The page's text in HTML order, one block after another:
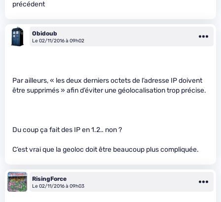
précédent
Obidoub
Le 02/11/2016 à 09h02
Par ailleurs, « les deux derniers octets de l’adresse IP doivent
être supprimés » afin d’éviter une géolocalisation trop précise.
Du coup ça fait des IP en 1.2.. non ?
C’est vrai que la geoloc doit être beaucoup plus compliquée.
RisingForce
Le 02/11/2016 à 09h03